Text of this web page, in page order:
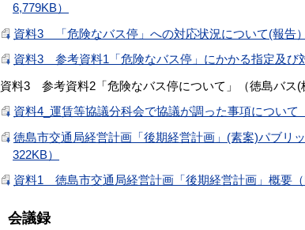
6,779KB）
資料3 「危険なバス停」への対応状況について(報告
資料3 参考資料1「危険なバス停」にかかる指定及び
資料3 参考資料2「危険なバス停について」（徳島バス
資料4_運賃等協議分科会で協議が調った事項について
徳島市交通局経営計画「後期経営計画」(素案)パブリ
322KB）
資料1 徳島市交通局経営計画「後期経営計画」概要（
会議録